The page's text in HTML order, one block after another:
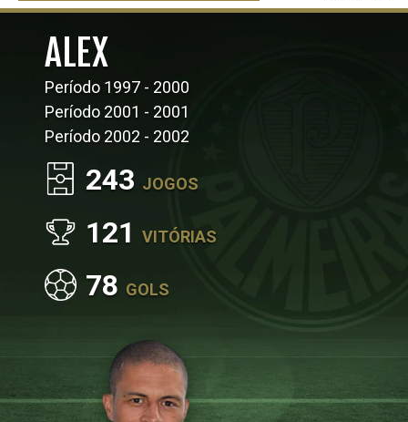
ALEX
Período 1997 - 2000
Período 2001 - 2001
Período 2002 - 2002
243 JOGOS
121VITÓRIAS
78 GOLS